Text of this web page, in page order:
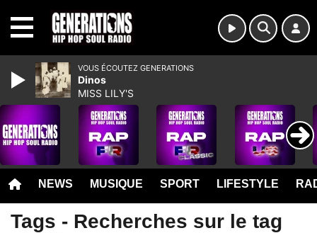
NEWS MUSIQUE SPORT LIFESTYLE
Tags - Recherches sur le tag
VOUS ÉCOUTEZ GENERATIONS
Dinos
MISS LILY'S